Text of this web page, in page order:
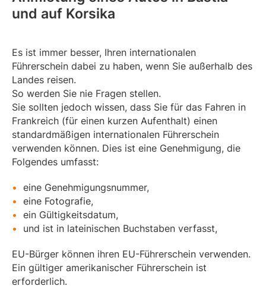
und auf Korsika
Es ist immer besser, Ihren internationalen
Führerschein dabei zu haben, wenn Sie außerhalb des
Landes reisen.
So werden Sie nie Fragen stellen.
Sie sollten jedoch wissen, dass Sie für das Fahren in
Frankreich (für einen kurzen Aufenthalt) einen
standardmäßigen internationalen Führerschein
verwenden können. Dies ist eine Genehmigung, die
Folgendes umfasst:
eine Genehmigungsnummer,
eine Fotografie,
ein Gültigkeitsdatum,
und ist in lateinischen Buchstaben verfasst,
EU-Bürger können ihren EU-Führerschein verwenden.
Ein gültiger amerikanischer Führerschein ist
erforderlich.